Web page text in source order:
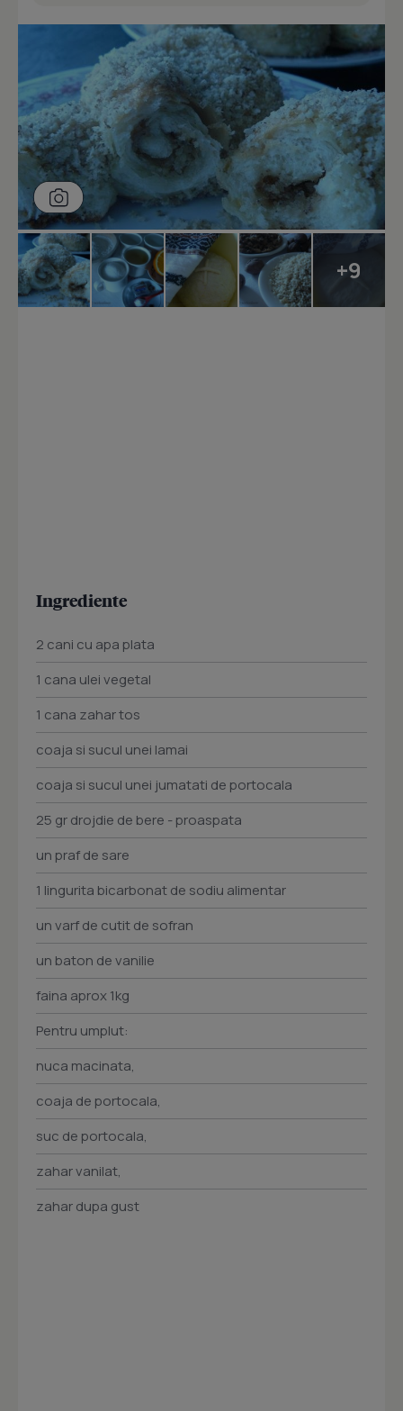
+9
Ingrediente
2 cani cu apa plata
1 cana ulei vegetal
1 cana zahar tos
coaja si sucul unei lamai
coaja si sucul unei jumatati de portocala
25 gr drojdie de bere - proaspata
un praf de sare
1 lingurita bicarbonat de sodiu alimentar
un varf de cutit de sofran
un baton de vanilie
faina aprox 1kg
Pentru umplut:
nuca macinata,
coaja de portocala,
suc de portocala,
zahar vanilat,
zahar dupa gust